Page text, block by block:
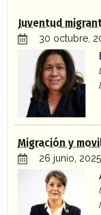
Juventud
30 octubre,
Migración y
26 junio, 2025